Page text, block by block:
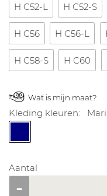
H C52-L H C52-S
H C56 H C56-L
H C58-S H C60
Wat is mijn maat?
Kleding kleuren:
Aantal